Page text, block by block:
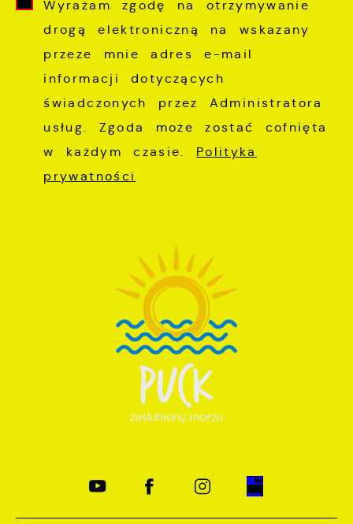
Wyrażam zgodę na otrzymywanie
drogą elektroniczną na wskazany
przeze mnie adres e-mail
informacji dotyczących
świadczonych przez Administratora
usług. Zgoda może zostać cofnięta
w każdym czasie. Polityka
prywatności